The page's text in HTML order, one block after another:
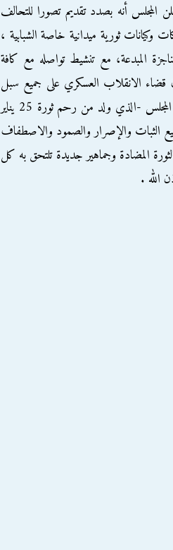
المجلس أنه بصدد تقديم تصورا للتحالف
ثورية ميدانية خاصة الشبابية ،
المبدعة، مع تنشيط تواصله مع كافة
قضاء الانقلاب العسكري على جميع سبل
العمل السياسي في مصر لن يلغيها الا العمل الثوري الناجز . ويؤكد المجلس -الذي ولد من رحم ثورة 25 يناير
الثبات والإصرار والصمود والاصطفاف
المضادة وجماهير جديدة تلتحق به كل
الله .